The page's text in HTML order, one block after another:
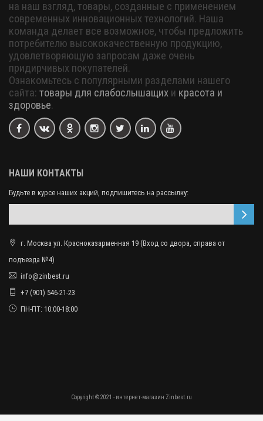
на наш взгляд, товары, созданные с применением
современных инновационных технологий. Наша
команда делает все возможное, чтобы предложить
потребителю высококачественную продукцию,
удовлетворяющую запросам даже очень
придирчивых покупателей.
Ознакомьтесь с популярными разделами нашего
сайта: товары для слабослышащих и красота и
здоровье.
НАШИ КОНТАКТЫ
Будьте в курсе наших акций, подпишитесь на рассылку:
г. Москва ул. Красноказарменная 19 (Вход со двора, справа от
подъезда №4)
info@zinbest.ru
+7 (901) 546-21-23
ПН-ПТ: 10:00-18:00
Copyright © 2021 - интернет-магазин Zinbest.ru